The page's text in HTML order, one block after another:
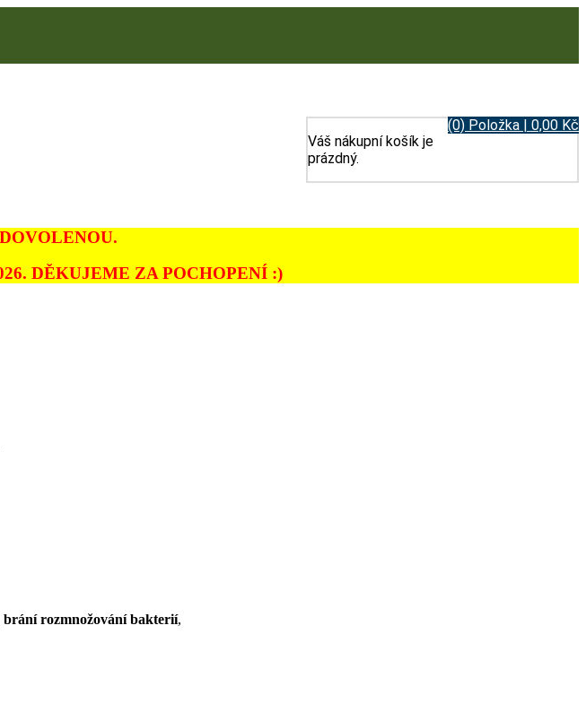
(0) Položka | 0,00 Kč
Váš nákupní košík je
prázdný.
DĚKUJEME ZA POCHOPENÍ :)
brání rozmnožování bakterií,